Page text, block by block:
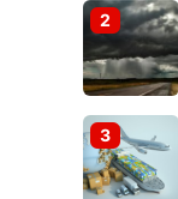
2
3